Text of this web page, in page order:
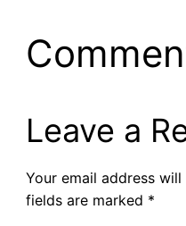
Leave a
Your email address
fields are marked *